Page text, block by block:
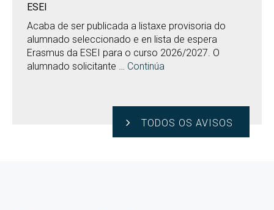
ESEI
Acaba de ser publicada a listaxe provisoria do
alumnado seleccionado e en lista de espera
Erasmus da ESEI para o curso 2026/2027. O
alumnado solicitante … Continúa
TODOS OS AVISOS